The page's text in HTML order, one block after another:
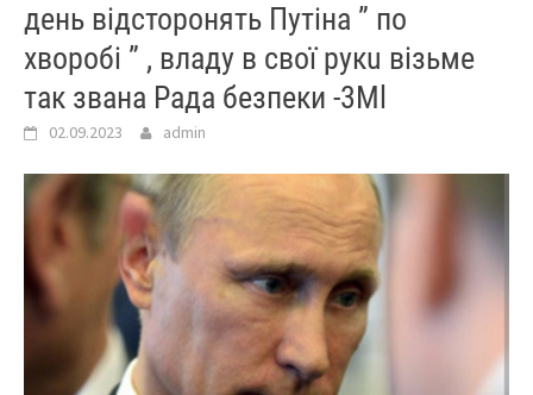
день відсторонять Путіна ” по
хворобі ” , владу в свої рукu візьме
так звана Рада безпеки -3Мl
02.09.2023 admin